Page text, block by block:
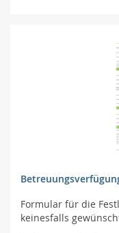
Formular für die
keinesfalls